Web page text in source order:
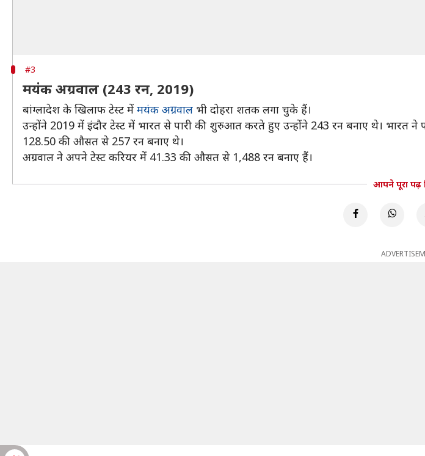
#3
मयंक अग्रवाल (243 रन, 2019)
बांग्लादेश के खिलाफ टेस्ट में मयंक अग्रवाल भी दोहरा शतक लगा चुके हैं।
उन्होंने 2019 में इंदौर टेस्ट में भारत से पारी की शुरुआत करते हुए उन्होंने 243 रन बनाए थे। भारत ने
128.50 की औसत से 257 रन बनाए थे।
अग्रवाल ने अपने टेस्ट करियर में 41.33 की औसत से 1,488 रन बनाए हैं।
आपने पूरा पढ़